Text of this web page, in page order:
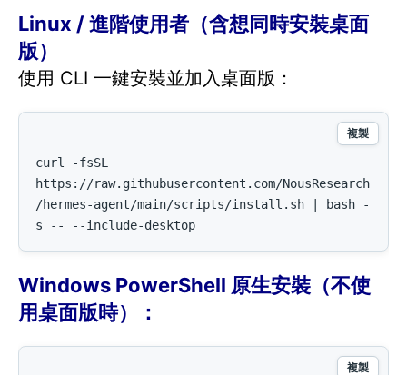
Linux / 進階使用者（含想同時安裝桌面
版）
使用 CLI 一鍵安裝並加入桌面版：
複製
curl -fsSL
https://raw.githubusercontent.com/NousResearch
/hermes-agent/main/scripts/install.sh | bash -
s -- --include-desktop
Windows PowerShell 原生安裝（不使
用桌面版時）：
複製